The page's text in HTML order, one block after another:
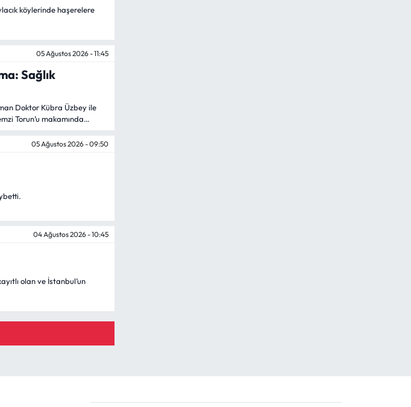
köylerinde haşerelere
05 Ağustos 2026 - 11:45
Sağlık
Doktor Kübra Üzbey ile
Torun’u makamında
05 Ağustos 2026 - 09:50
04 Ağustos 2026 - 10:45
olan ve İstanbul’un